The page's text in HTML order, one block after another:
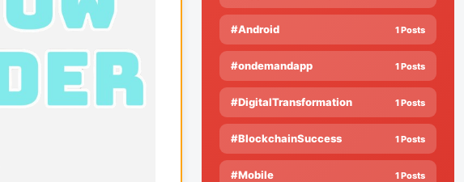
#Android 1 Posts
#ondemandapp 1 Posts
#DigitalTransformation 1 Posts
#BlockchainSuccess 1 Posts
#Mobile 1 Posts